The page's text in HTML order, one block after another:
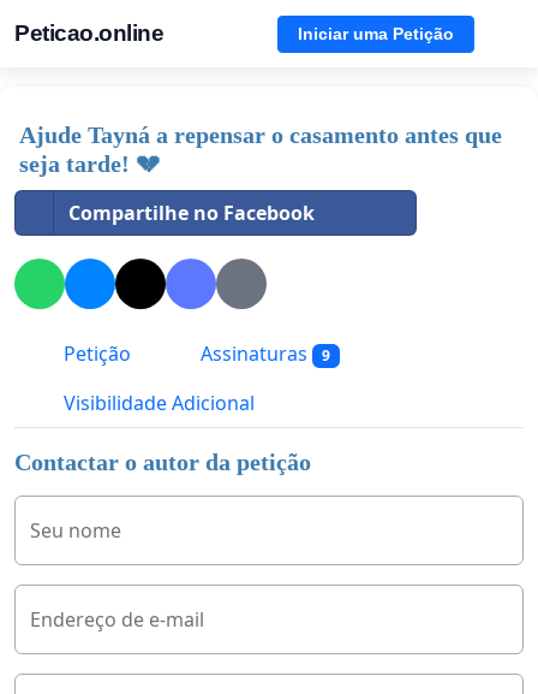
Peticao.online Iniciar uma Petição
Ajude Tayná a repensar o casamento antes que
seja tarde! 💔
Compartilhe no Facebook
Petição Assinaturas 9
Visibilidade Adicional
Contactar o autor da petição
Seu nome
Endereço de e-mail